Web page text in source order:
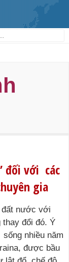
đối với các
gia
đất nước với
đổi đó. Ý
nhiều năm
được bầu